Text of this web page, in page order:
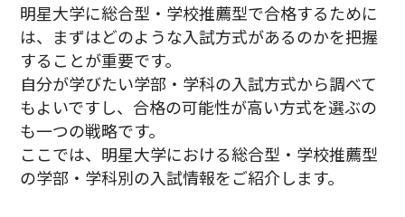
明星大学に総合型・学校推薦型で合格するために
は、まずはどのような入試方式があるのかを把握
することが重要です。
自分が学びたい学部・学科の入試方式から調べて
もよいですし、合格の可能性が高い方式を選ぶの
も一つの戦略です。
ここでは、明星大学における総合型・学校推薦型
の学部・学科別の入試情報をご紹介します。